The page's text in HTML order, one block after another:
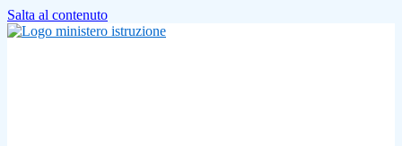
Salta al contenuto